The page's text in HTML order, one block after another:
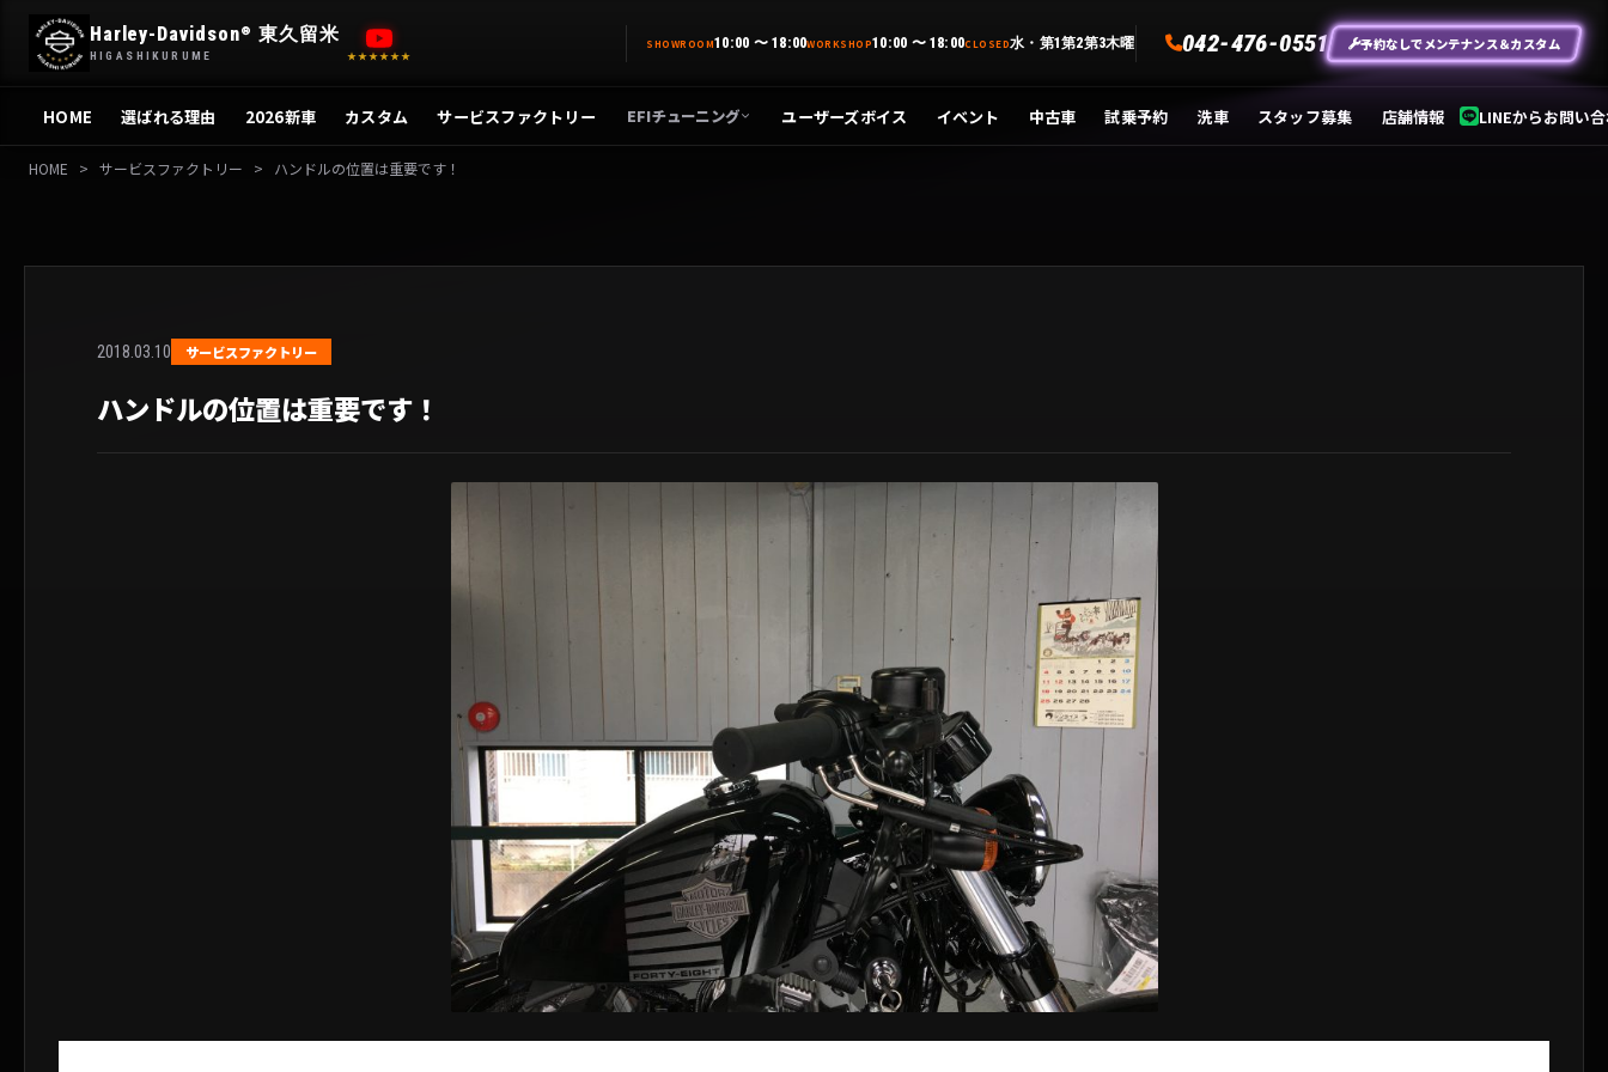
Harley-Davidson® 東久留米
HIGASHIKURUME ★★★★★★
SHOWROOM10:00 〜 18:00WORKSHOP10:00 〜 18:00CLOSED水・第1第2第3木曜 042-476-0551 予約なしでメンテナンス＆カスタム
HOME 選ばれる理由 2026新車 カスタム サービスファクトリー EFIチューニング ユーザーズボイス イベント 中古車 試乗予約 洗車 スタッフ募集 店舗情報 LINEからお問い
HOME > サービスファクトリー > ハンドルの位置は重要です！
2018.03.10 サービスファクトリー
ハンドルの位置は重要です！